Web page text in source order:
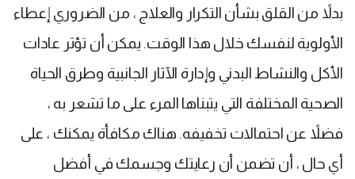
بدلاً من القلق بشأن التكرار والعلاج ، من الضروري إعطاء
الأولوية لنفسك خلال هذا الوقت. يمكن أن تؤثر عادات
الأكل والنشاط البدني وإدارة الآثار الجانبية وطرق الحياة
الصحية المختلفة التي يتبناها المرء على ما تشعر به ،
فضلاً عن احتمالات تخفيفه. هناك مكافأة يمكنك ، على
أي حال ، أن تضمن أن رعايتك وجسمك في أفضل